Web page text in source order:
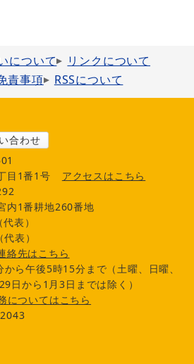
について
リンクについて
責事項 RSSについて
合わせ
目1番1号
アクセスはこちら
内1番耕地260番地
表）
表）
絡先はこちら
ら午後5時15分まで（土曜、日曜、
日から1月3日までは除く）
についてはこちら